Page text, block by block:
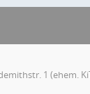
1 (ehem.